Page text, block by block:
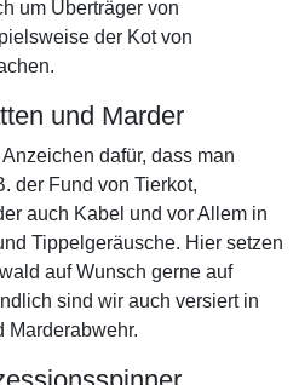
um Überträger von
der Kot von
und Marder
dafür, dass man
der Fund von Tierkot,
auch Kabel und vor Allem in
Tippelgeräusche. Hier setzen
auf Wunsch gerne auf
sind wir auch versiert in
Marderabwehr.